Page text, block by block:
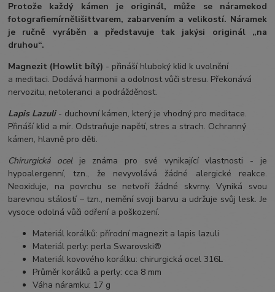
Protože každý kámen je originál, může se náramekod
fotografiemírnělišittvarem, zabarvením a velikostí. Náramek
je ručně vyráběn a představuje tak jakýsi originál „na
druhou“.
Magnezit (Howlit bílý) - přináší hluboký klid k uvolnění
a meditaci. Dodává harmonii a odolnost vůči stresu. Překonává
nervozitu, netoleranci a podrážděnost.
Lapis Lazuli- duchovní kámen, který je vhodný pro meditace.
Přináší klid a mír. Odstraňuje napětí, stres a strach. Ochranný
kámen, hlavně pro děti.
Chirurgická ocelje známa pro své vynikající vlastnosti - je
hypoalergenní, tzn., že nevyvolává žádné alergické reakce.
Neoxiduje, na povrchu se netvoří žádné skvrny. Vyniká svou
barevnou stálostí – tzn., nemění svoji barvu a udržuje svůj lesk. Je
vysoce odolná vůči odření a poškození.
Materiál korálků: přírodní magnezit a lapis lazuli
Materiál perly: perla Swarovski®
Materiál kovového korálku: chirurgická ocel 316L
Průměr korálků a perly: cca 8 mm
Váha náramku: 17 g